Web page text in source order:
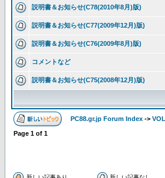
説明書＆お知らせ(C78(2010年8月)版)
説明書＆お知らせ(C77(2009年12月)版)
説明書＆お知らせ(C76(2009年8月)版)
コメントなど
説明書＆お知らせ(C75(2008年12月)版)
PC88.gr.jp Forum Index ->
Page 1 of 1